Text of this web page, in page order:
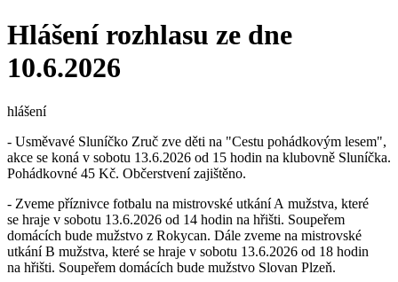
Hlášení rozhlasu ze dne
10.6.2026
hlášení
- Usměvavé Sluníčko Zruč zve děti na "Cestu pohádkovým lesem",
akce se koná v sobotu 13.6.2026 od 15 hodin na klubovně Sluníčka.
Pohádkovné 45 Kč. Občerstvení zajištěno.
- Zveme příznivce fotbalu na mistrovské utkání A mužstva, které
se hraje v sobotu 13.6.2026 od 14 hodin na hřišti. Soupeřem
domácích bude mužstvo z Rokycan. Dále zveme na mistrovské
utkání B mužstva, které se hraje v sobotu 13.6.2026 od 18 hodin
na hřišti. Soupeřem domácích bude mužstvo Slovan Plzeň.